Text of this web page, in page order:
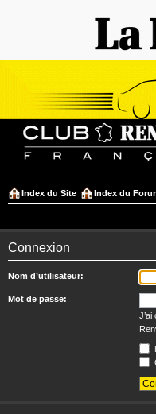
Index du Site Index du
Connexion
Nom d’utilisateur:
Mot de passe: